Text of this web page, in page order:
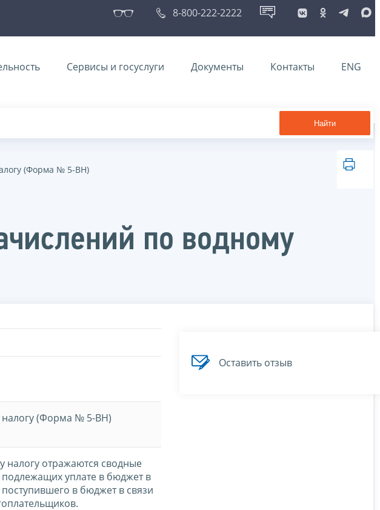
8-800-222-2222
Сервисы и госуслуги Документы Контакты ENG
Найти
(Форма № 5-ВН)
по водному
налогу (Форма № 5-ВН)
налогу отражаются сводные
уплате в бюджет в
в бюджет в связи
Оставить отзыв